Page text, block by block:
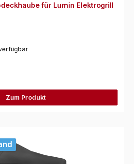
für Lumin Elektrogrill
Zum Produkt